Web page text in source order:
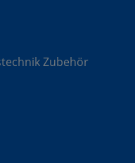
Zubehör